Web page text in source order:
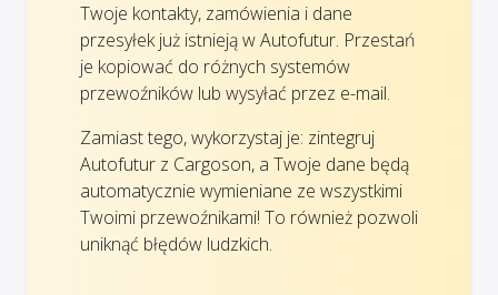
Twoje kontakty, zamówienia i dane
przesyłek już istnieją w Autofutur. Przestań
je kopiować do różnych systemów
przewoźników lub wysyłać przez e-mail.
Zamiast tego, wykorzystaj je: zintegruj
Autofutur z Cargoson, a Twoje dane będą
automatycznie wymieniane ze wszystkimi
Twoimi przewoźnikami! To również pozwoli
uniknąć błędów ludzkich.